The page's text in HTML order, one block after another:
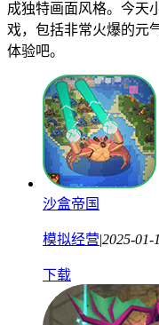
成独特画面风格。今天
戏，包括非常火爆的元
体验吧。
沙盒帝国
模拟经营|2025-01-
下载